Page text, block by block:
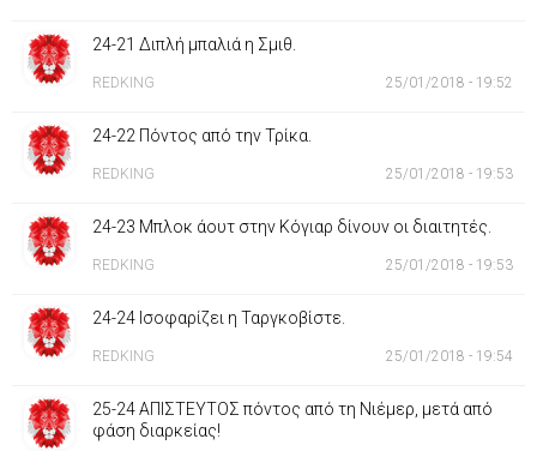
24-21 Διπλή μπαλιά η Σμιθ.
REDKING 25/01/2018 - 19:52
24-22 Πόντος από την Τρίκα.
REDKING 25/01/2018 - 19:53
24-23 Μπλοκ άουτ στην Κόγιαρ δίνουν οι διαιτητές.
REDKING 25/01/2018 - 19:53
24-24 Ισοφαρίζει η Ταργκοβίστε.
REDKING 25/01/2018 - 19:54
25-24 ΑΠΙΣΤΕΥΤΟΣ πόντος από τη Νιέμερ, μετά από
φάση διαρκείας!